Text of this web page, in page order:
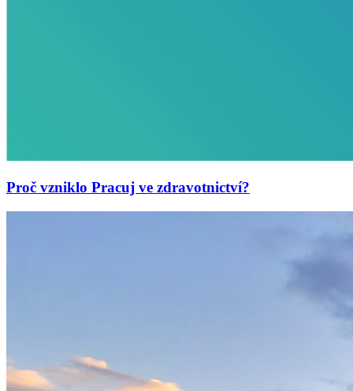
Proč vzniklo Pracuj ve zdravotnictví?